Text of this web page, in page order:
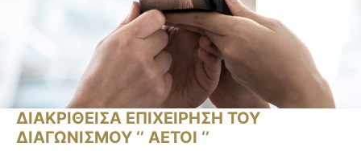
ΔΙΑΚΡΙΘΕΙΣΑ ΕΠΙΧΕΙΡΗΣΗ ΤΟΥ
ΔΙΑΓΩΝΙΣΜΟΥ ‘’ ΑΕΤΟΙ ‘’